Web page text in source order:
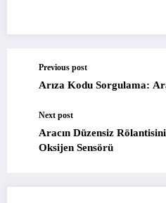
Previous post
Arıza Kodu Sorgulama:
Next post
Aracın Düzensiz
Oksijen Sensörü